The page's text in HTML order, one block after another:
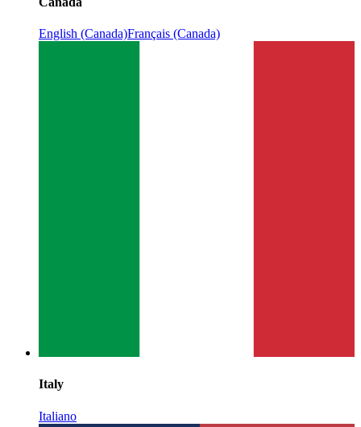
English (Canada)Français (Canada)
Italy
Italiano